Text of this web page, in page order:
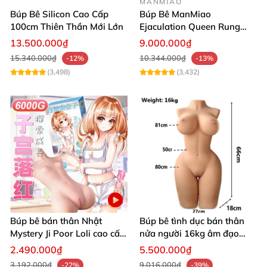
—Video quay tại shop baocaosuhp.com
Búp Bê Silicon Cao Cấp
100cm Thiên Thần Mới Lớn
13.500.000₫
15.340.000₫
-12%
(3,498)
Búp Bê ManMiao
Ejaculation Queen Rung
Cảm Biến Sưởi Ấm Xuất
9.000.000₫
10.344.000₫
-13%
(3,432)
Búp bê bán thân Nhật
Mystery Ji Poor Loli cao cấp
6kg
2.490.000₫
3.192.000₫ -22%
Búp bê tình dục bán thân
nửa người 16kg âm đạo
silicon khít hồng có khung
5.500.000₫
9.016.000₫ -39%